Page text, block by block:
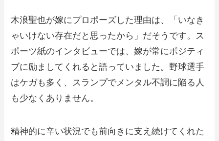
木浪聖也が嫁にプロポーズした理由は、「いなき
ゃいけない存在だと思ったから」だそうです。ス
ポーツ紙のインタビューでは、嫁が常にポジティ
ブに励ましてくれると語っていました。野球選手
はケガも多く、スランプでメンタル不調に陥る人
も少なくありません。
精神的に辛い状況でも前向きに支え続けてくれた